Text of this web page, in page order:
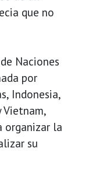
que no
Naciones
por
Indonesia,
Vietnam,
organizar la
su